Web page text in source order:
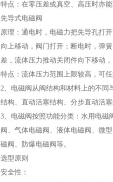
特点：在零压差或真空、高压时亦
先导式电磁阀
原理：通电时，电磁力把先导孔打
向上移动，阀门打开；断电时，弹
差，流体压力推动关闭件向下移动
特点：流体压力范围上限较高，可
2、电磁阀从阀结构和材料上的不同
结构、直动活塞结构、分步直动活
3、电磁阀按照功能分类：水用电磁
阀、气体电磁阀、液体电磁阀、微
磁阀、防爆电磁阀等。
选型原则
安全性：